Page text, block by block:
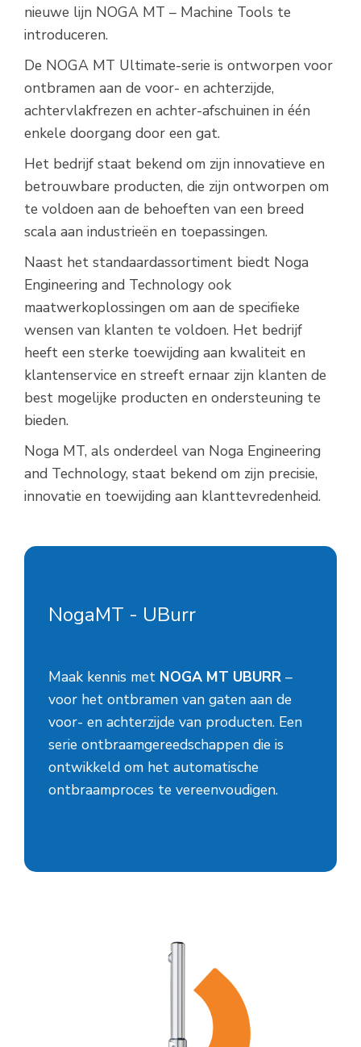
nieuwe lijn NOGA MT – Machine Tools te
introduceren.
De NOGA MT Ultimate-serie is ontworpen voor
ontbramen aan de voor- en achterzijde,
achtervlakfrezen en achter-afschuinen in één
enkele doorgang door een gat.
Het bedrijf staat bekend om zijn innovatieve en
betrouwbare producten, die zijn ontworpen om
te voldoen aan de behoeften van een breed
scala aan industrieën en toepassingen.
Naast het standaardassortiment biedt Noga
Engineering and Technology ook
maatwerkoplossingen om aan de specifieke
wensen van klanten te voldoen. Het bedrijf
heeft een sterke toewijding aan kwaliteit en
klantenservice en streeft ernaar zijn klanten de
best mogelijke producten en ondersteuning te
bieden.
Noga MT, als onderdeel van Noga Engineering
and Technology, staat bekend om zijn precisie,
innovatie en toewijding aan klanttevredenheid.
NogaMT - UBurr
Maak kennis met NOGA MT UBURR –
voor het ontbramen van gaten aan de
voor- en achterzijde van producten. Een
serie ontbraamgereedschappen die is
ontwikkeld om het automatische
ontbraamproces te vereenvoudigen.